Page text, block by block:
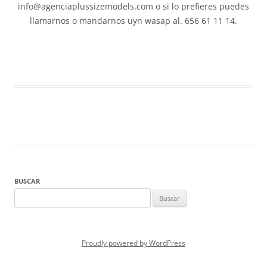
info@agenciaplussizemodels.com o si lo prefieres puedes
llamarnos o mandarnos uyn wasap al. 656 61 11 14.
BUSCAR
Proudly powered by WordPress